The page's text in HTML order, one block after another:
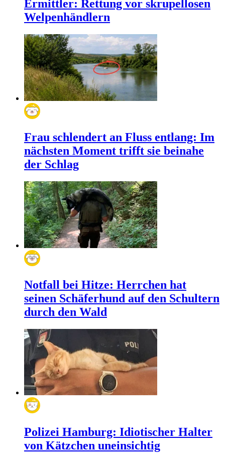
Ermittler: Rettung vor skrupellosen
Welpenhändlern
Frau schlendert an Fluss entlang: Im
nächsten Moment trifft sie beinahe
der Schlag
Notfall bei Hitze: Herrchen hat
seinen Schäferhund auf den Schultern
durch den Wald
Polizei Hamburg: Idiotischer Halter
von Kätzchen uneinsichtig